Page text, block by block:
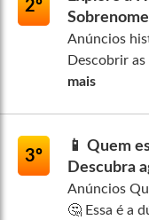
2º
Sobrenome
Anúncios
Descobrir
mais
3º
📱 Quem
Descubra
Anúncios
🤔 Essa é a